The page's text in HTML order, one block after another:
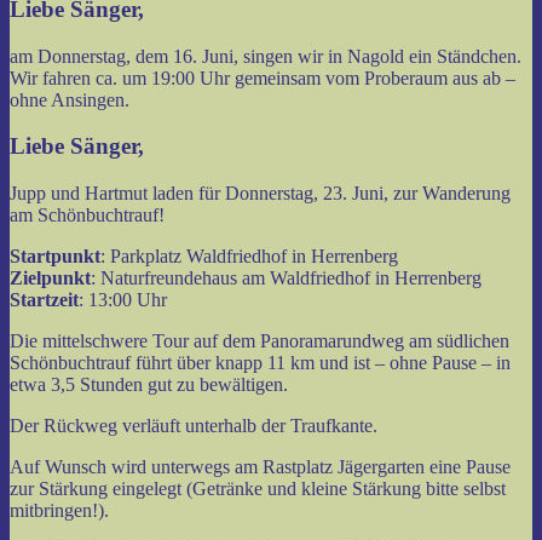
Liebe Sänger,
am Donnerstag, dem 16. Juni, singen wir in Nagold ein Ständchen.
Wir fahren ca. um 19:00 Uhr gemeinsam vom Proberaum aus ab –
ohne Ansingen.
Liebe Sänger,
Jupp und Hartmut laden für Donnerstag, 23. Juni, zur Wanderung
am Schönbuchtrauf!
Startpunkt: Parkplatz Waldfriedhof in Herrenberg
Zielpunkt: Naturfreundehaus am Waldfriedhof in Herrenberg
Startzeit: 13:00 Uhr
Die mittelschwere Tour auf dem Panoramarundweg am südlichen
Schönbuchtrauf führt über knapp 11 km und ist – ohne Pause – in
etwa 3,5 Stunden gut zu bewältigen.
Der Rückweg verläuft unterhalb der Traufkante.
Auf Wunsch wird unterwegs am Rastplatz Jägergarten eine Pause
zur Stärkung eingelegt (Getränke und kleine Stärkung bitte selbst
mitbringen!).